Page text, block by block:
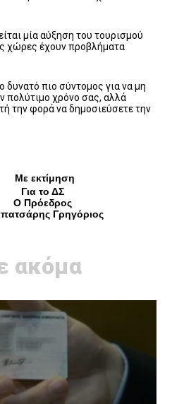
μία αύξηση του τουρισμού
χώρες έχουν προβλήματα
δυνατό πιο σύντομος για να μη
πολύτιμο χρόνο σας, αλλά
την φορά να δημοσιεύσετε την
εκτίμηση
Για το ΔΣ
Ο Πρόεδρος
Γρηγόριος
ακόμα